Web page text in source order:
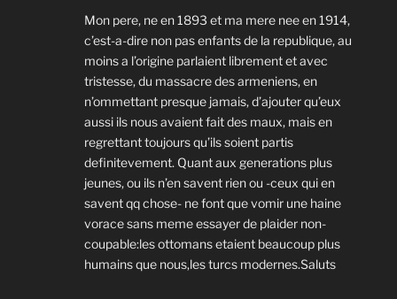
Mon pere, ne en 1893 et ma mere nee en 1914,
c’est-a-dire non pas enfants de la republique, au
moins a l’origine parlaient librement et avec
tristesse, du massacre des armeniens, en
n’ommettant presque jamais, d’ajouter qu’eux
aussi ils nous avaient fait des maux, mais en
regrettant toujours qu’ils soient partis
definitevement. Quant aux generations plus
jeunes, ou ils n’en savent rien ou -ceux qui en
savent qq chose- ne font que vomir une haine
vorace sans meme essayer de plaider non-
coupable:les ottomans etaient beaucoup plus
humains que nous,les turcs modernes.Saluts